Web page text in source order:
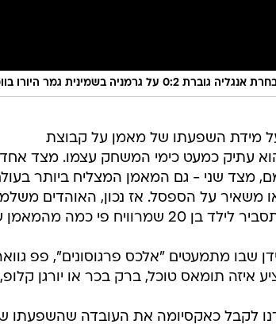
0:2 על גרמניה בשמינית גמר היורו בוומבלי
על מידת השפעתו של מאמן על קבוצת
עתיק כמעט כימי המשחק עצמו. מצד
מצד שני - גם המאמן המצליח ביותר
משאיר על הספסל. אז נכון, האוהדים
פי כמה מהמאמן שלו, למה הוא צריך לשמוע בקולו.
שבו מתמעטים "אלכס פרגוסונים", פפ
איזה תומאס טוכל, ברק בכר או יורגן
לקבל כאקסיומה את העובדה שהשפעתו